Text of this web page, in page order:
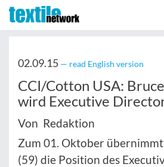
02.09.15 — read English version
CCI/Cotton USA:
wird Executive
Von Redaktion
Zum 01. Oktober
(59) die Position des